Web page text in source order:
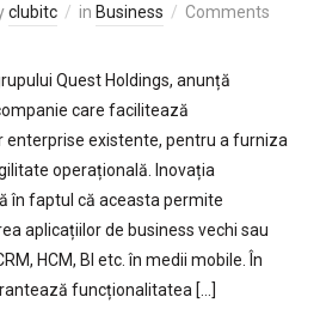
clubitc in Business
Comments
Quest Holdings, anunță
care facilitează
existente, pentru a furniza
operațională. Inovația
în faptul că aceasta permite
aplicațiilor de business vechi sau
HCM, BI etc. în medii mobile. În
funcționalitatea […]